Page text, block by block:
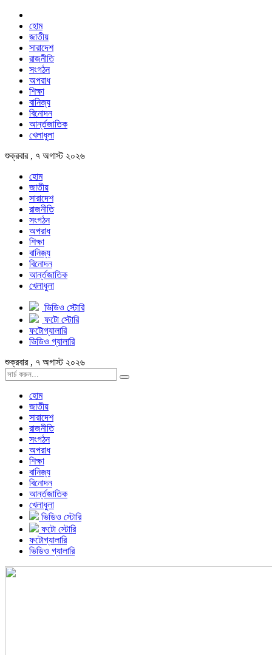
হোম
জাতীয়
সারাদেশ
রাজনীতি
সংগঠন
অপরাধ
শিক্ষা
বানিজ্য
বিনোদন
আর্ন্তজাতিক
খেলাধুলা
শুক্রবার , ৭ অগাস্ট ২০২৬
হোম
জাতীয়
সারাদেশ
রাজনীতি
সংগঠন
অপরাধ
শিক্ষা
বানিজ্য
বিনোদন
আর্ন্তজাতিক
খেলাধুলা
ভিডিও স্টোরি
ফটো স্টোরি
ফটোগ্যালারি
ভিডিও গ্যালারি
শুক্রবার , ৭ অগাস্ট ২০২৬
হোম
জাতীয়
সারাদেশ
রাজনীতি
সংগঠন
অপরাধ
শিক্ষা
বানিজ্য
বিনোদন
আর্ন্তজাতিক
খেলাধুলা
ভিডিও স্টোরি
ফটো স্টোরি
ফটোগ্যালারি
ভিডিও গ্যালারি